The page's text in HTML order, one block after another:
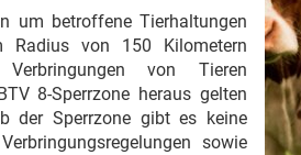
um betroffene Tierhaltungen
Radius von 150 Kilometern
von Tieren
8-Sperrzone heraus gelten
der Sperrzone gibt es keine
sowie